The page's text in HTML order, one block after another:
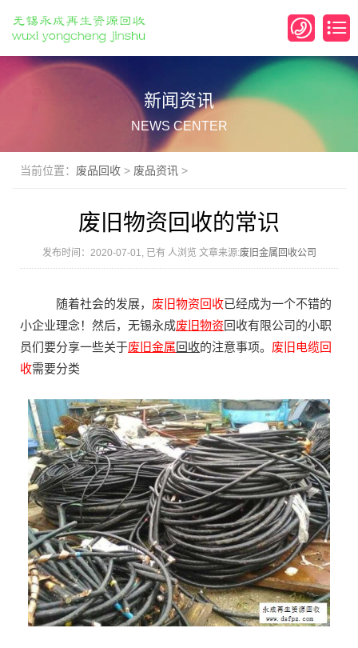
新闻资讯
NEWS CENTER
当前位置： 废品回收 > 废品资讯 >
废旧物资回收的常识
发布时间：2020-07-01, 已有 人浏览 文章来源:废旧金属回收公司
随着社会的发展， 废旧物资回收已经成为一个不错的
小企业理念！然后，无锡永成废旧物资回收有限公司的小职
员们要分享一些关于废旧金属回收的注意事项。 废旧电缆回
收需要分类